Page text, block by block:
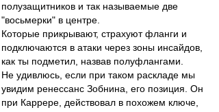
полузащитников и так называемые две
"восьмерки" в центре.
Которые прикрывают, страхуют фланги и
подключаются в атаки через зоны инсайдов,
как ты подметил, назвав полуфлангами.
Не удивлюсь, если при таком раскладе мы
увидим ренессанс Зобнина, его позиция. Он
при Каррере, действовал в похожем ключе,